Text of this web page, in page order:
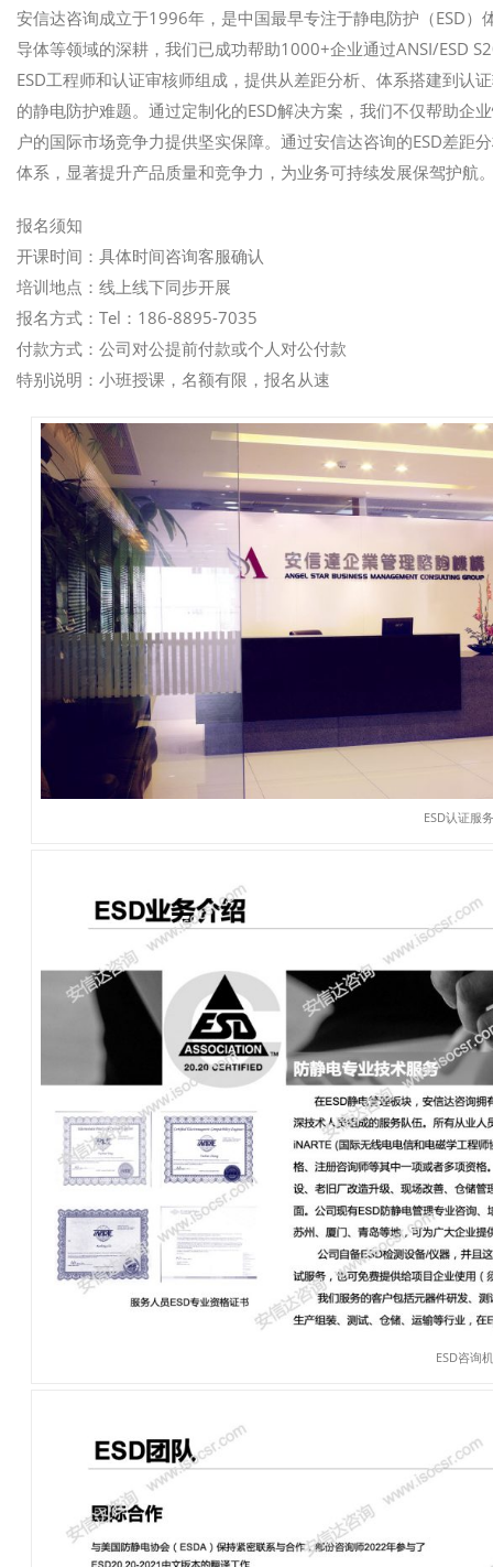
安信达咨询成立于1996年，是中国最早专注于静电防护（ESD
导体等领域的深耕，我们已成功帮助1000+企业通过ANSI/ESD
ESD工程师和认证审核师组成，提供从差距分析、体系搭建到认
的静电防护难题。通过定制化的ESD解决方案，我们不仅帮助企
户的国际市场竞争力提供坚实保障。通过安信达咨询的ESD差
体系，显著提升产品质量和竞争力，为业务可持续发展保驾护航
报名须知
开课时间：具体时间咨询客服确认
培训地点：线上线下同步开展
报名方式：Tel：186-8895-7035
付款方式：公司对公提前付款或个人对公付款
特别说明：小班授课，名额有限，报名从速
ESD认证服
ESD咨询